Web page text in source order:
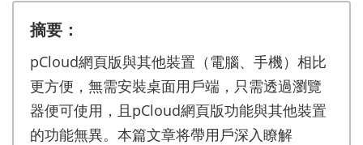
摘要：
pCloud網頁版與其他裝置（電腦、手機）相比
更方便，無需安裝桌面用戶端，只需透過瀏覽
器便可使用，且pCloud網頁版功能與其他裝置
的功能無異。本篇文章将帶用戶深入瞭解